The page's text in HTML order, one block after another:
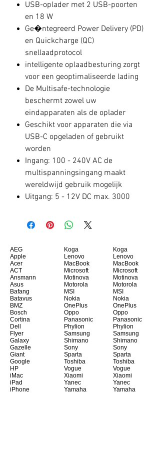
USB-oplader met 2 USB-poorten
en 18 W
Ge�ntegreerd Power Delivery (PD)
en Quickcharge (QC)
snellaadprotocol
intelligente oplaadbesturing zorgt
voor een geoptimaliseerde lading
De Multisafe-technologie
beschermt zowel uw
eindapparaten als de oplader
Geschikt voor apparaten die via
USB-C opgeladen of gebruikt
worden
Ingang: 100 - 240V AC de
multispanningsingang maakt
wereldwijd gebruik mogelijk
Uitgang: 5 - 12V DC max. 3000
AEG
Apple
Acer
ACT
Ansmann
Asus
Bafang
Batavus
BMZ
Bosch
Cortina
Dell
Flyer
Galaxy
Gazelle
Giant
Google
HP
iMac
iPad
iPhone
Koga
Lenovo
MacBook
Microsoft
Motinova
Motorola
MSI
Nokia
OnePlus
Oppo
Panasonic
Phylion
Samsung
Shimano
Sony
Sparta
Toshiba
Vogue
Xiaomi
Yanec
Yamaha
Koga
Lenovo
MacBook
Microsoft
Motinova
Motorola
MSI
Nokia
OnePlus
Oppo
Panasonic
Phylion
Samsung
Shimano
Sony
Sparta
Toshiba
Vogue
Xiaomi
Yanec
Yamaha